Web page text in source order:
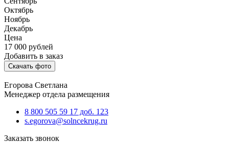
Октябрь
Ноябрь
Декабрь
Цена
17 000 рублей
Добавить в заказ
Скачать фото
Егорова Светлана
Менеджер отдела размещения
8 800 505 59 17 доб. 123
s.egorova@solncekrug.ru
Заказать звонок